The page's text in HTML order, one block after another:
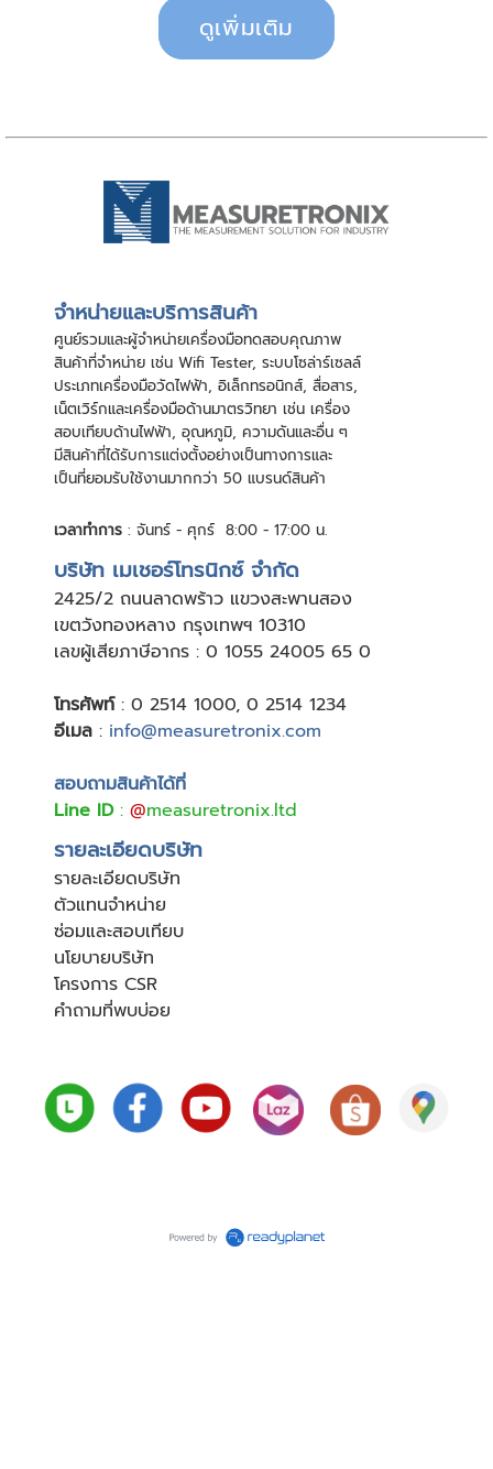
ดูเพิ่มเติม
จําหน่ายและบริการสินค้า
ศูนย์รวมและผู้จําหน่ายเครื่องมือทดสอบคุณภาพ
สินค้าที่จําหน่าย เช่น Wifi Tester, ระบบโซล่าร์เซลล์
ประเภทเครื่องมือวัดไฟฟ้า, อิเล็กทรอนิกส์, สื่อสาร,
เน็ตเวิร์กและเครื่องมือด้านมาตรวิทยา เช่น เครื่อง
สอบเทียบด้านไฟฟ้า, อุณหภูมิ, ความดันและอื่น ๆ
มีสินค้าที่ได้รับการแต่งตั้งอย่างเป็นทางการและ
เป็นที่ยอมรับใช้งานมากกว่า 50 แบรนด์สินค้า
เวลาทำการ : จันทร์ - ศุกร์ 8:00 - 17:00 น.
บริษัท เมเชอร์โทรนิกซ์ จำกัด
2425/2 ถนนลาดพร้าว แขวงสะพานสอง
เขตวังทองหลาง กรุงเทพฯ 10310
เลขผู้เสียภาษีอากร : 0 1055 24005 65 0
โทรศัพท์: 0 2514 1000, 0 2514 1234
อีเมล : info@measuretronix.com
สอบถามสินค้าได้ที่
Line ID: @measuretronix.ltd
รายละเอียดบริษัท
รายละเอียดบริษัท
ตัวแทนจำหน่าย
ซ่อมและสอบเทียบ
นโยบายบริษัท
โครงการ CSR
คำถามที่พบบ่อย